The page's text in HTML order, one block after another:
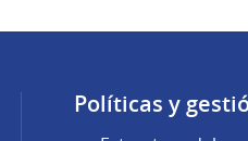
Políticas y